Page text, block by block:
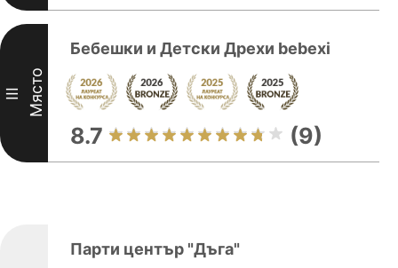
III Място
Бебешки и Детски Дрехи bebexi
8.7 (9)
Парти център "Дъга"